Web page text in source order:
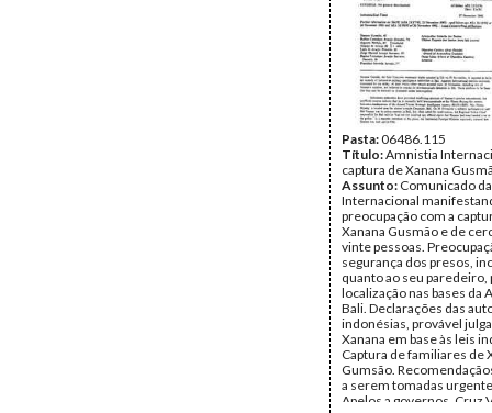
Pasta:06486.115
Título:Amnistia
captura de Xanana
Assunto: Comunicado
Internacional
preocupação com a
Xanana Gusmão e de
vinte pessoas.
segurança dos presos,
quanto ao seu paredeiro,
localização nas bases da
Bali. Declarações das
indonésias, provável
Xanana em base às leis
Captura de familiares de
Gumsão.
a serem tomadas
Apelos a governos, Cruz